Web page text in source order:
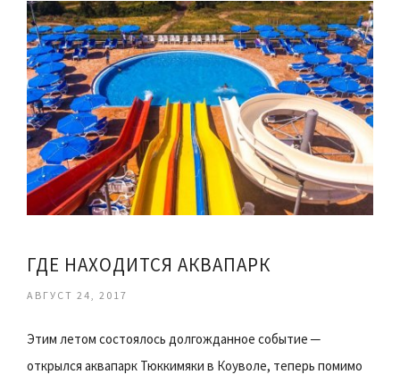
ГДЕ НАХОДИТСЯ АКВАПАРК
АВГУСТ 24, 2017
Этим летом состоялось долгожданное событие ─
открылся аквапарк Тюккимяки в Коуволе, теперь помимо